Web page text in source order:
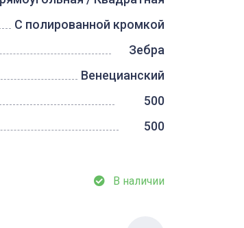
С полированной кромкой
Зебра
Венецианский
500
500
В наличии